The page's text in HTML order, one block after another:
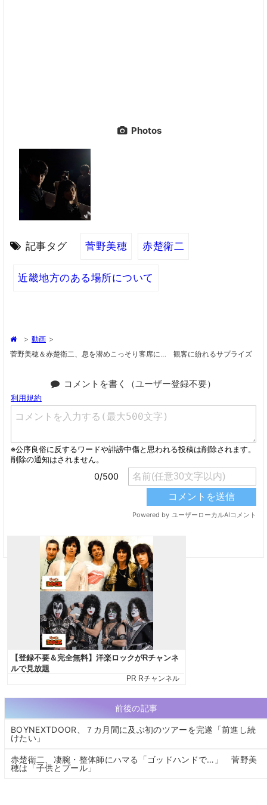
Photos
記事タグ 菅野美穂 赤楚衛二
近畿地方のある場所について
> 動画 >
菅野美穂＆赤楚衛二、息を潜めこっそり客席に… 観客に紛れるサプライズ
コメントを書く（ユーザー登録不要）
前後の記事
BOYNEXTDOOR、７カ月間に及ぶ初のツアーを完遂「前進し続
けたい」
赤楚衛二、凄腕・整体師にハマる「ゴッドハンドで…」 菅野美
穂は「子供とプール」